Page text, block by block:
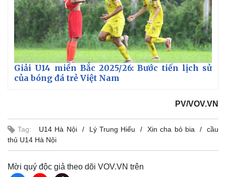
Giải U14 miền Bắc 2025/26: Bước tiến lịch sử
của bóng đá trẻ Việt Nam
PV/VOV.VN
Tag: U14 Hà Nội Lý Trung Hiếu Xin cha bỏ bia
cầu
thủ U14 Hà Nội
Mời quý độc giả theo dõi VOV.VN trên